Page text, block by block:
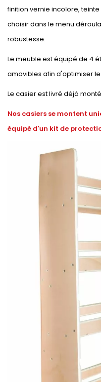
finition vernie incolore,
choisir dans le menu
robustesse.
Le meuble est équipé de 4
amovibles afin d'optimiser
Le casier est livré déjà
Nos casiers se montent
équipé d'un kit de